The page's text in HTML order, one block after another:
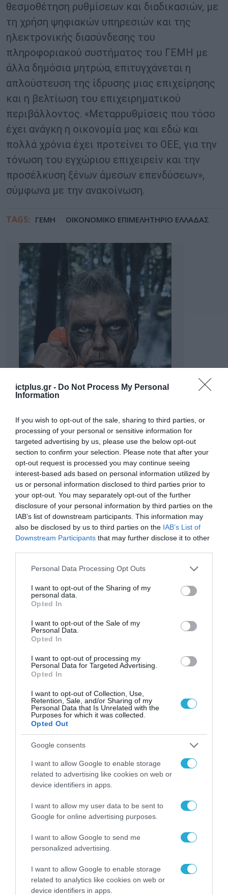
ictplus.gr - Do Not Process My Personal
Information
If you wish to opt-out of the sale, sharing to third parties, or
processing of your personal or sensitive information for
targeted advertising by us, please use the below opt-out
section to confirm your selection. Please note that after your
opt-out request is processed you may continue seeing
interest-based ads based on personal information utilized by
us or personal information disclosed to third parties prior to
your opt-out. You may separately opt-out of the further
disclosure of your personal information by third parties on the
IAB’s list of downstream participants. This information may
also be disclosed by us to third parties on the IAB’s List of
Downstream Participants that may further disclose it to other
Please note that this website/app uses one or more Google
not limited to your visit or usage behaviour. You may click to
grant or deny consent to Google and its third-party tags to
use your data for below specified purposes in below Google
consent section.
Personal Data Processing Opt Outs
I want to opt-out of the Sharing of my
personal data.
Opted In
I want to opt-out of the Sale of my
Personal Data.
Opted In
I want to opt-out of processing my
Personal Data for Targeted Advertising.
Opted In
I want to opt-out of Collection, Use,
Retention, Sale, and/or Sharing of my
Personal Data that Is Unrelated with the
Purposes for which it was collected.
Opted Out
Google consents
I want to allow Google to enable storage
related to advertising like cookies on web or
device identifiers in apps.
I want to allow my user data to be sent to
Google for online advertising purposes.
I want to allow Google to send me
personalized advertising.
I want to allow Google to enable storage
related to analytics like cookies on web or
device identifiers in apps.
θεσμοθέτηση ρυθμίσεων και διαδικασιών, με
τη χρήση ψηφιακών υπηρεσιών και της
ηλεκτρονικής διασύνδεσης του
πληροφοριακού συστήματος του ΓΕΜΗ με
άλλα δημόσια μητρώα, επιτυγχάνεται η
απλούστευση της ίδρυσης μιας επιχείρησης
και η βελτίωση του επιχειρηματικού
περιβάλλοντος. «Μεταρρυθμίσεις που τόσο
έχει ανάγκη η οικονομία μας και εδώ και
πολλά χρόνια έχει προτείνει το ΟΕΕ, για την
τόνωση του εγχώριου επιχειρείν και την
προσέλκυση ξένων άμεσων επενδύσεων»,
σύμφωνα με την ανακοίνωση.
TAGS: ΓΕΜΗ ΟΙΚΟΝΟΜΙΚΟ ΕΠΙΜΕΛΗΤΗΡΙΟ ΕΛΛΑΔΑΣ
ΡΟΗ ΕΙΔΗΣΕΩΝ
Το χρηματοδοτούμενο
από την ΕΕ έργο “The
Gaming Police”
ενισχύει την ασφάλεια
των παιδιών στο
διαδίκτυο
31.07.2026
για τα πρόστιμα σε
παραβάσεις που
αφορούν τους ΦΗΜ
31.07.2026
Σ. Καλαφάτης: «Η
Τεχνητή Νοημοσύνη
δεν είναι απλώς μια
νέα τεχνολογία, είναι
μια νέα βιομηχανική
Νέος οδηγός του ΕΚΤ
για τη χρηματοδότηση
των ελληνικών
χώρο της άμυνας
Η πιο ταξιδιάρικη
βαλίτσα του φετινού
καλοκαιριού έχει την
υπογραφή της Xiaomi
ΟΛΗ Η ΡΟΗ ΕΙΔΗΣΕΩΝ